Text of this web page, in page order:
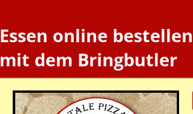
Essen online bestellen
mit dem Bringbutler